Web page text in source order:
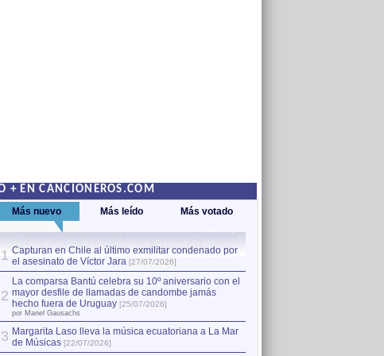
+ EN CANCIONEROS.COM
Más nuevo Más leído Más votado
1 Capturan en Chile al último exmilitar condenado por
el asesinato de Víctor Jara [27/07/2026]
2
La comparsa Bantú celebra su 10º aniversario con el
mayor desfile de llamadas de candombe jamás
hecho fuera de Uruguay [25/07/2026]
por Manel Gausachs
3 Margarita Laso lleva la música ecuatoriana a La Mar
de Músicas [22/07/2026]